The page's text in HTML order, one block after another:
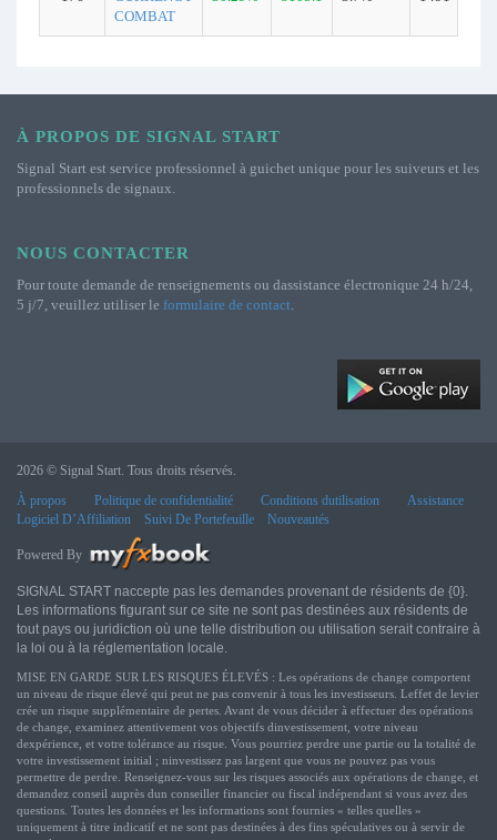
COMBAT
À PROPOS DE SIGNAL START
Signal Start est service professionnel à guichet unique pour les suiveurs et les
professionnels de signaux.
NOUS CONTACTER
Pour toute demande de renseignements ou dassistance électronique 24 h/24,
5 j/7, veuillez utiliser le formulaire de contact.
2026 © Signal Start. Tous droits réservés.
À propos
Politique de confidentialité Conditions dutilisation
Assistance
Logiciel D’Affiliation
Suivi De Portefeuille Nouveautés
Powered By
SIGNAL START naccepte pas les demandes provenant de résidents de {0}.
Les informations figurant sur ce site ne sont pas destinées aux résidents de
tout pays ou juridiction où une telle distribution ou utilisation serait contraire à
la loi ou à la réglementation locale.
MISE EN GARDE SUR LES RISQUES ÉLEVÉS : Les opérations de change comportent
un niveau de risque élevé qui peut ne pas convenir à tous les investisseurs. Leffet de levier
crée un risque supplémentaire de pertes. Avant de vous décider à effectuer des opérations
de change, examinez attentivement vos objectifs dinvestissement, votre niveau
dexpérience, et votre tolérance au risque. Vous pourriez perdre une partie ou la totalité de
votre investissement initial ; ninvestissez pas largent que vous ne pouvez pas vous
permettre de perdre. Renseignez-vous sur les risques associés aux opérations de change, et
demandez conseil auprès dun conseiller financier ou fiscal indépendant si vous avez des
questions. Toutes les données et les informations sont fournies « telles quelles »
uniquement à titre indicatif et ne sont pas destinées à des fins spéculatives ou à servir de